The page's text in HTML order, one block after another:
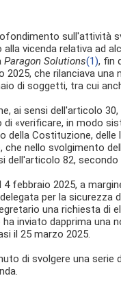
sull'attività
alla vicenda relativa ad
Paragon Solutions(1), fin
2025, che rilanciava
di soggetti, tra cui
ai sensi dell'articolo
«verificare, in modo
della Costituzione, delle
che nello svolgimento
dell'articolo 82,
febbraio 2025, a
per la sicurezza
una richiesta di
inviato dapprima una
il 25 marzo 2025.
di svolgere una